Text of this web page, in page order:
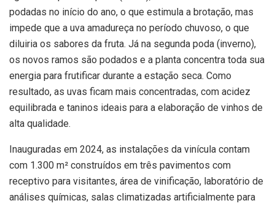
podadas no início do ano, o que estimula a brotação, mas
impede que a uva amadureça no período chuvoso, o que
diluiria os sabores da fruta. Já na segunda poda (inverno),
os novos ramos são podados e a planta concentra toda sua
energia para frutificar durante a estação seca. Como
resultado, as uvas ficam mais concentradas, com acidez
equilibrada e taninos ideais para a elaboração de vinhos de
alta qualidade.
Inauguradas em 2024, as instalações da vinícula contam
com 1.300 m² construídos em três pavimentos com
receptivo para visitantes, área de vinificação, laboratório de
análises químicas, salas climatizadas artificialmente para